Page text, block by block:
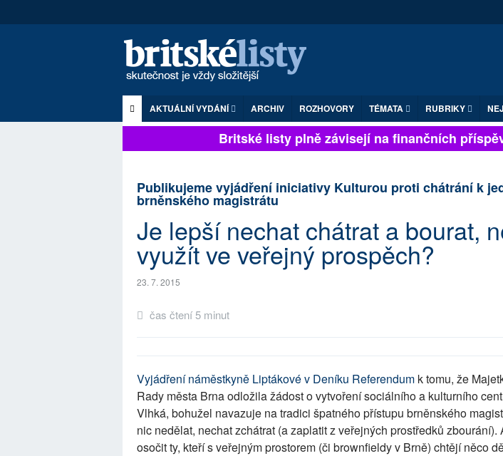
AKTUÁLNÍ VYDÁNÍ ARCHIV ROZHOVORY TÉMATA RUBRIKY
Britské listy plně závisejí na finančních
Publikujeme vyjádření iniciativy Kulturou proti chátrání k
brněnského magistrátu
Je lepší nechat chátrat a bourat,
využít ve veřejný prospěch?
23. 7. 2015
čas čtení 5 minut
Vyjádření náměstkyně Liptákové v Deníku Referendum k tomu, že
Rady města Brna odložila žádost o vytvoření sociálního a kulturního
Vlhká, bohužel navazuje na tradici špatného přístupu brněnského
nic nedělat, nechat zchátrat (a zaplatit z veřejných prostředků zbourání).
osočit ty, kteří s veřejným prostorem (či brownfieldy v Brně) chtějí něco